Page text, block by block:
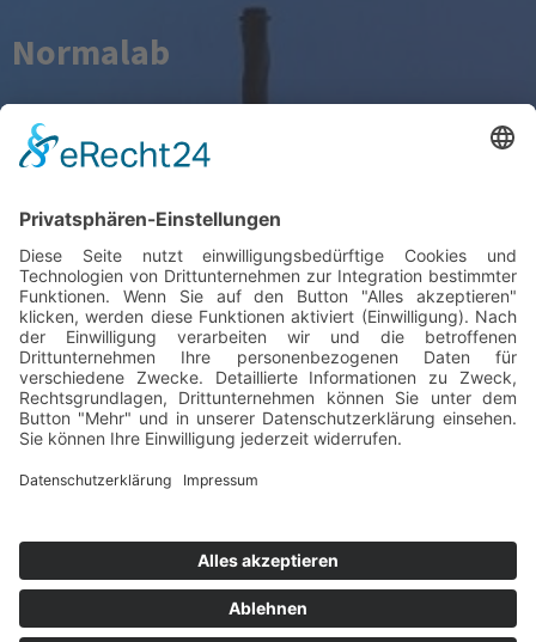
Normalab
France
Gesamtkatalog Download
Tamson
Instruments
© G-Labo GmbH
Cookie-Einstellungen